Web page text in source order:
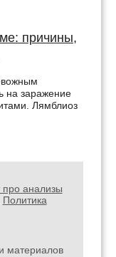
причины,
на заражение
Лямблиоз
анализы
Политика
материалов